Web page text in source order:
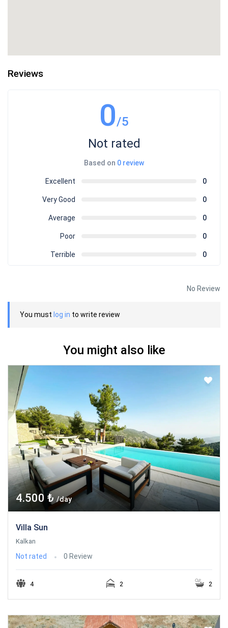
Reviews
0/5
Not rated
Based on 0 review
Excellent 0
Very Good 0
Average 0
Poor 0
Terrible 0
No Review
You must log in to write review
You might also like
4.500 ₺/day
Villa Sun
Kalkan
Not rated 0 Review
4 2 2